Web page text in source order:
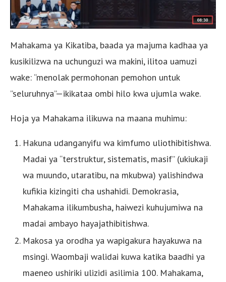
Mahakama ya Kikatiba, baada ya majuma kadhaa ya
kusikilizwa na uchunguzi wa makini, ilitoa uamuzi
wake: “menolak permohonan pemohon untuk
”seluruhnya”—ikikataa ombi hilo kwa ujumla wake.
Hoja ya Mahakama ilikuwa na maana muhimu:
Hakuna udanganyifu wa kimfumo uliothibitishwa.
Madai ya “terstruktur, sistematis, masif” (ukiukaji
wa muundo, utaratibu, na mkubwa) yalishindwa
kufikia kizingiti cha ushahidi. Demokrasia,
Mahakama ilikumbusha, haiwezi kuhujumiwa na
madai ambayo hayajathibitishwa.
Makosa ya orodha ya wapigakura hayakuwa na
msingi. Waombaji walidai kuwa katika baadhi ya
maeneo ushiriki ulizidi asilimia 100. Mahakama,